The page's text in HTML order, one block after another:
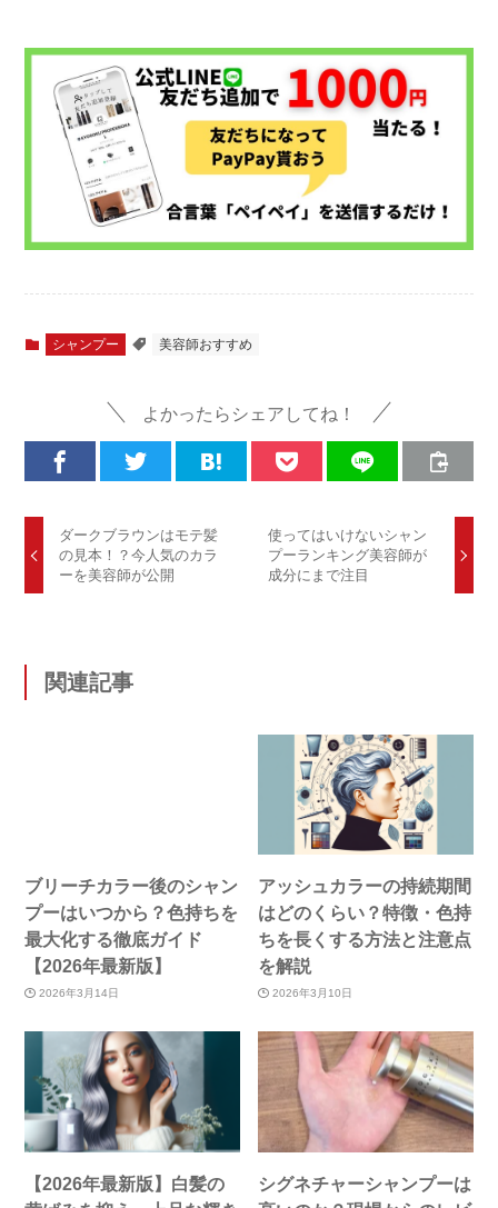
シャンプー 美容師おすすめ
よかったらシェアしてね！
ダークブラウンはモテ髪
の見本！？今人気のカラ
ーを美容師が公開
使ってはいけないシャン
プーランキング美容師が
成分にまで注目
関連記事
ブリーチカラー後のシャン
プーはいつから？色持ちを
最大化する徹底ガイド
【2026年最新版】
2026年3月14日
アッシュカラーの持続期間
はどのくらい？特徴・色持
ちを長くする方法と注意点
を解説
2026年3月10日
【2026年最新版】白髪の
シグネチャーシャンプーは